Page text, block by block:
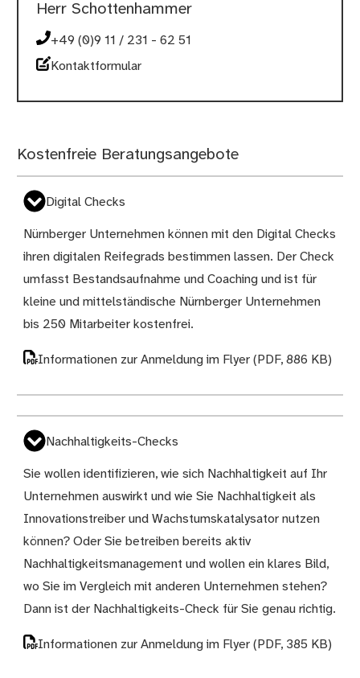
Herr Schottenhammer
+49 (0)9 11 / 231 - 62 51
Kontaktformular
Kostenfreie Beratungsangebote
Digital Checks
Nürnberger Unternehmen können mit den Digital Checks
ihren digitalen Reifegrads bestimmen lassen. Der Check
umfasst Bestandsaufnahme und Coaching und ist für
kleine und mittelständische Nürnberger Unternehmen
bis 250 Mitarbeiter kostenfrei.
Informationen zur Anmeldung im Flyer(PDF, 886 KB)
Nachhaltigkeits-Checks
Sie wollen identifizieren, wie sich Nachhaltigkeit auf Ihr
Unternehmen auswirkt und wie Sie Nachhaltigkeit als
Innovationstreiber und Wachstumskatalysator nutzen
können? Oder Sie betreiben bereits aktiv
Nachhaltigkeitsmanagement und wollen ein klares Bild,
wo Sie im Vergleich mit anderen Unternehmen stehen?
Dann ist der Nachhaltigkeits-Check für Sie genau richtig.
Informationen zur Anmeldung im Flyer(PDF, 385 KB)